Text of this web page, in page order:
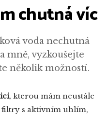
chutná víc
voda nechutná
mně, vyzkoušejte
několik možností.
, kterou mám neustále
s aktivním uhlím,